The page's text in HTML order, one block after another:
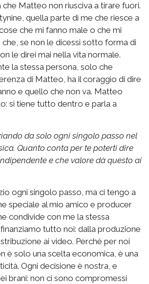
Matteo non riusciva a tirare fuori.
quella parte di me che riesce a
che mi fanno male o che mi
se non le dicessi sotto forma di
le direi mai nella vita normale.
la stessa persona, solo che
di Matteo, ha il coraggio di dire
e quello che non va. Matteo
si tiene tutto dentro e parla a
da solo ogni singolo passo nel
Quanto conta per te poterti dire
e che valore dà questo ai
ogni singolo passo, ma ci tengo a
speciale al mio amico e producer
condivide con me la stessa
tutto noi: dalla produzione
ai video. Perché per noi
è solo una scelta economica, è una
Ogni decisione è nostra, e
brani: non ci sono compromessi